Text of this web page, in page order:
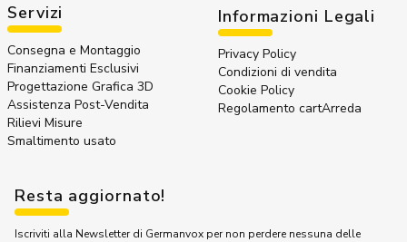
Servizi
Consegna e Montaggio
Finanziamenti Esclusivi
Progettazione Grafica 3D
Assistenza Post-Vendita
Rilievi Misure
Smaltimento usato
Informazioni Legali
Privacy Policy
Condizioni di vendita
Cookie Policy
Regolamento cartArreda
Resta aggiornato!
Iscriviti alla Newsletter di Germanvox per non perdere nessuna delle